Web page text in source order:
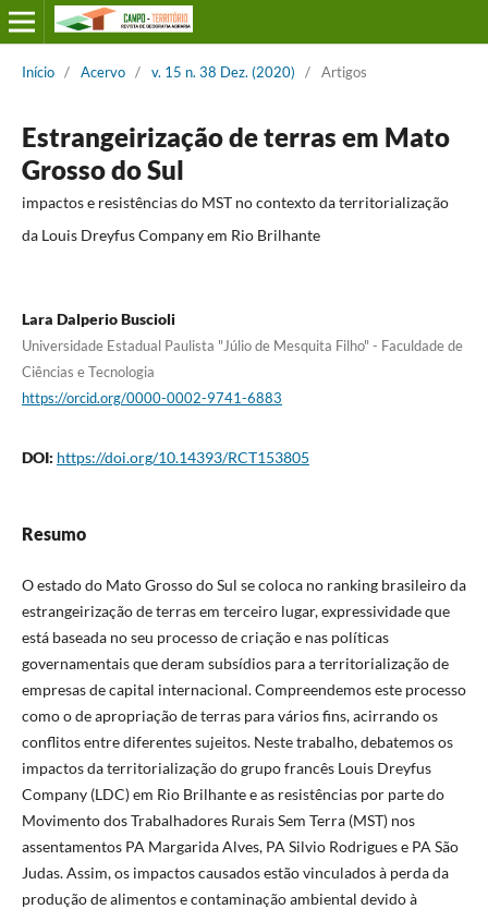
Início / Acervo / v. 15 n. 38 Dez. (2020) / Artigos
Estrangeirização de terras em Mato
Grosso do Sul
impactos e resistências do MST no contexto da territorialização
da Louis Dreyfus Company em Rio Brilhante
Lara Dalperio Buscioli
Universidade Estadual Paulista "Júlio de Mesquita Filho" - Faculdade de
Ciências e Tecnologia
https://orcid.org/0000-0002-9741-6883
DOI: https://doi.org/10.14393/RCT153805
Resumo
O estado do Mato Grosso do Sul se coloca no ranking brasileiro da
estrangeirização de terras em terceiro lugar, expressividade que
está baseada no seu processo de criação e nas políticas
governamentais que deram subsídios para a territorialização de
empresas de capital internacional. Compreendemos este processo
como o de apropriação de terras para vários fins, acirrando os
conflitos entre diferentes sujeitos. Neste trabalho, debatemos os
impactos da territorialização do grupo francês Louis Dreyfus
Company (LDC) em Rio Brilhante e as resistências por parte do
Movimento dos Trabalhadores Rurais Sem Terra (MST) nos
assentamentos PA Margarida Alves, PA Silvio Rodrigues e PA São
Judas. Assim, os impactos causados estão vinculados à perda da
produção de alimentos e contaminação ambiental devido à